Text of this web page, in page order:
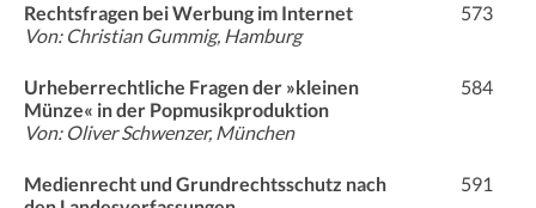
Rechtsfragen bei Werbung im Internet
Von: Christian Gummig, Hamburg
573
Urheberrechtliche Fragen der »kleinen
Münze« in der Popmusikproduktion
Von: Oliver Schwenzer, München
584
Medienrecht und Grundrechtsschutz nach
591